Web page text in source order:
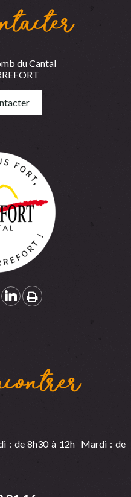
du Cantal
: de 8h30 à 12h Mardi : de